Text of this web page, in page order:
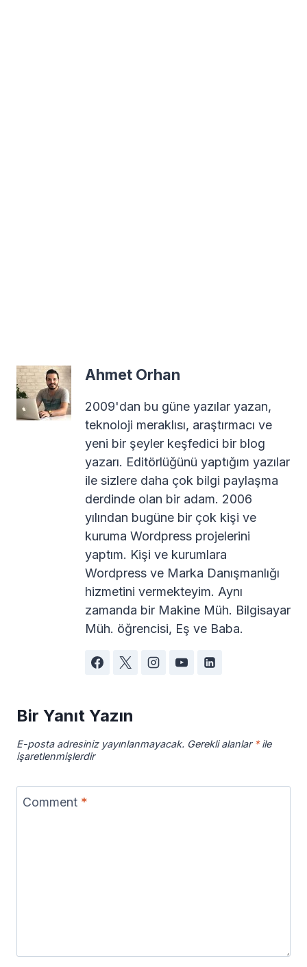
Ahmet Orhan
2009'dan bu güne yazılar yazan,
teknoloji meraklısı, araştırmacı ve
yeni bir şeyler keşfedici bir blog
yazarı. Editörlüğünü yaptığım yazılar
ile sizlere daha çok bilgi paylaşma
derdinde olan bir adam. 2006
yılından bugüne bir çok kişi ve
kuruma Wordpress projelerini
yaptım. Kişi ve kurumlara
Wordpress ve Marka Danışmanlığı
hizmetini vermekteyim. Aynı
zamanda bir Makine Müh. Bilgisayar
Müh. öğrencisi, Eş ve Baba.
Bir Yanıt Yazın
E-posta adresiniz yayınlanmayacak. Gerekli alanlar *ile
işaretlenmişlerdir
Comment *